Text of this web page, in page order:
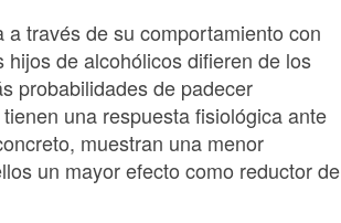
través de su comportamiento con
de alcohólicos difieren de los
probabilidades de padecer
una respuesta fisiológica ante
muestran una menor
un mayor efecto como reductor de